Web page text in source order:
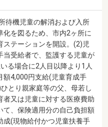
待機児童の解消および入所
化を図るため、市内2ヶ所に
ステーションを開設。(2)児
当受給者で、監護する児童が
る場合に2人目以降より1人
額4,000円支給(児童育成手
とり親家庭等の父、母若し
者又は児童に対する医療費助
て、保険適用分の自己負担額
成(現物給付かつ児童扶養手